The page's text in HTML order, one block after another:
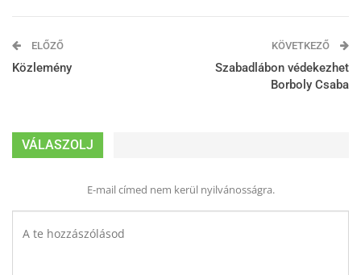
ELŐZŐ
Közlemény
KÖVETKEZŐ
Szabadlábon védekezhet
Borboly Csaba
VÁLASZOLJ
E-mail címed nem kerül nyilvánosságra.